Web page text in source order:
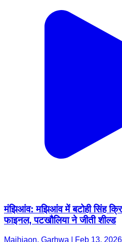
मंझिआंव: मझिआंव में बटोही सिंह
फाइनल, पटखौलिया ने जीती शील्ड
Majhiaon, Garhwa | Feb 13, 2026